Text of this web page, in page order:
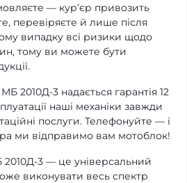
— кур’єр привозить
перевіряєте й лише після
випадку всі ризики щодо
тому ви можете бути
2010Д-3 надається гарантія 12
наші механіки завжди
послуги. Телефонуйте — і
ми відправимо вам мотоблок!
3 — це універсальний
виконувати весь спектр